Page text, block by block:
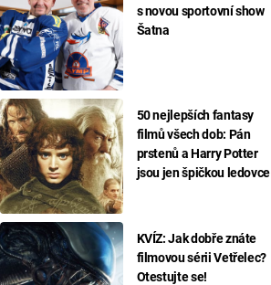
s novou sportovní show
Šatna
50 nejlepších fantasy
filmů všech dob: Pán
prstenů a Harry Potter
jsou jen špičkou ledovce
KVÍZ: Jak dobře znáte
filmovou sérii Vetřelec?
Otestujte se!